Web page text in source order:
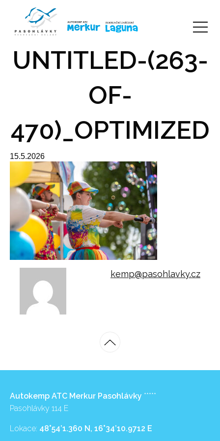
UNTITLED-(263-
OF-
470)_OPTIMIZED
15.5.2026
kemp@pasohlavky.cz
Autokemp ATC Merkur Pasohlávky *****
Pasohlávky 114 E
Lokace: 48°54’1.360 N, 16°34’10.9712 E